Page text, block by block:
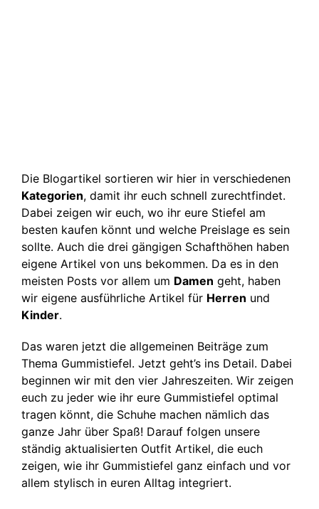
Die Blogartikel sortieren wir hier in verschiedenen
Kategorien, damit ihr euch schnell zurechtfindet.
Dabei zeigen wir euch, wo ihr eure Stiefel am
besten kaufen könnt und welche Preislage es sein
sollte. Auch die drei gängigen Schafthöhen haben
eigene Artikel von uns bekommen. Da es in den
meisten Posts vor allem um Damen geht, haben
wir eigene ausführliche Artikel für Herren und
Kinder.
Das waren jetzt die allgemeinen Beiträge zum
Thema Gummistiefel. Jetzt geht’s ins Detail. Dabei
beginnen wir mit den vier Jahreszeiten. Wir zeigen
euch zu jeder wie ihr eure Gummistiefel optimal
tragen könnt, die Schuhe machen nämlich das
ganze Jahr über Spaß! Darauf folgen unsere
ständig aktualisierten Outfit Artikel, die euch
zeigen, wie ihr Gummistiefel ganz einfach und vor
allem stylisch in euren Alltag integriert.